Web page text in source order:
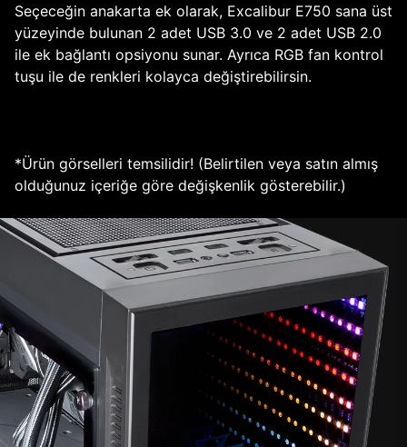
Seçeceğin anakarta ek olarak, Excalibur E750 sana üst
yüzeyinde bulunan 2 adet USB 3.0 ve 2 adet USB 2.0
ile ek bağlantı opsiyonu sunar. Ayrıca RGB fan kontrol
tuşu ile de renkleri kolayca değiştirebilirsin.
*Ürün görselleri temsilidir! (Belirtilen veya satın almış
olduğunuz içeriğe göre değişkenlik gösterebilir.)